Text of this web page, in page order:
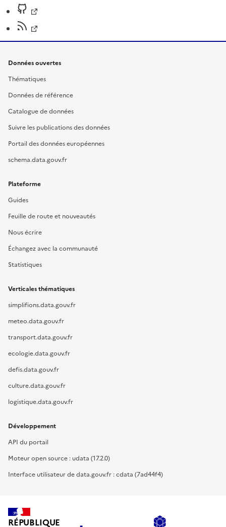
Données ouvertes
Thématiques
Données de référence
Catalogue de données
Suivre les publications des données
Portail des données européennes
schema.data.gouv.fr
Plateforme
Guides
Feuille de route et nouveautés
Nous écrire
Échangez avec la communauté
Statistiques
Verticales thématiques
simplifions.data.gouv.fr
meteo.data.gouv.fr
transport.data.gouv.fr
ecologie.data.gouv.fr
defis.data.gouv.fr
culture.data.gouv.fr
logistique.data.gouv.fr
Développement
API du portail
Moteur open source : udata (17.2.0)
Interface utilisateur de data.gouv.fr : cdata (7ad44f4)
RÉPUBLIQUE